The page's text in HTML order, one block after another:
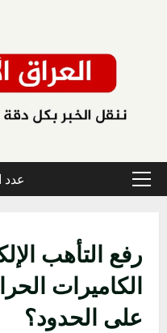
القائمة
عدد
رفع التأهب
الكاميرات
على الحدود؟